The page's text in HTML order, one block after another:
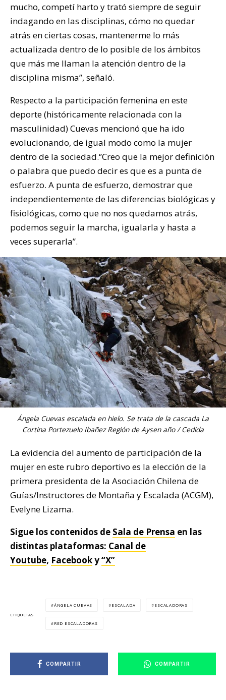
mucho, competí harto y trató siempre de seguir
indagando en las disciplinas, cómo no quedar
atrás en ciertas cosas, mantenerme lo más
actualizada dentro de lo posible de los ámbitos
que más me llaman la atención dentro de la
disciplina misma’’, señaló.
Respecto a la participación femenina en este
deporte (históricamente relacionada con la
masculinidad) Cuevas mencionó que ha ido
evolucionando, de igual modo como la mujer
dentro de la sociedad.‘’Creo que la mejor definición
o palabra que puedo decir es que es a punta de
esfuerzo. A punta de esfuerzo, demostrar que
independientemente de las diferencias biológicas y
fisiológicas, como que no nos quedamos atrás,
podemos seguir la marcha, igualarla y hasta a
veces superarla’’.
Ángela Cuevas escalada en hielo. Se trata de la cascada La
Cortina Portezuelo Ibañez Región de Aysen año / Cedida
La evidencia del aumento de participación de la
mujer en este rubro deportivo es la elección de la
primera presidenta de la Asociación Chilena de
Guías/Instructores de Montaña y Escalada (ACGM),
Evelyne Lizama.
Sigue los contenidos de Sala de Prensa en las
distintas plataformas: Canal de
Youtube, Facebooky“X”
ETIQUETAS
ÁNGELA CUEVAS ESCALADA ESCALADORAS
RED ESCALADORAS
COMPARTIR COMPARTIR